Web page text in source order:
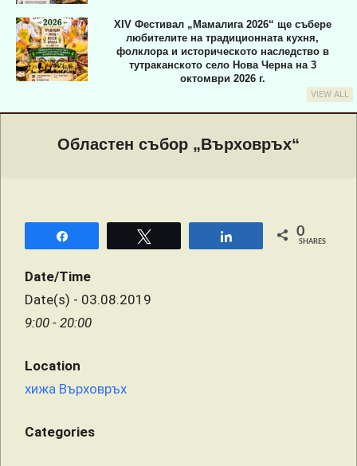
XIV Фестивал „Мамалига 2026“ ще събере
любителите на традиционната кухня,
фолклора и историческото наследство в
тутраканското село Нова Черна на 3
октомври 2026 г.
VIEW ALL
Областен събор „Върховръх“
0
SHARES
Date/Time
Date(s) - 03.08.2019
9:00 - 20:00
Location
хижа Върховръх
Categories